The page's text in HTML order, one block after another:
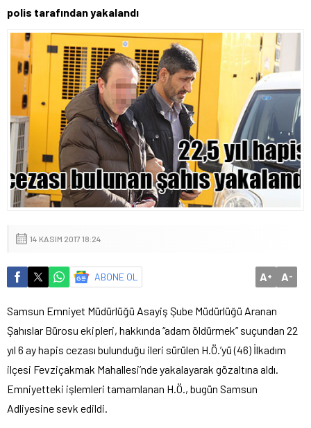
polis tarafından yakalandı
14 KASIM 2017 18:24
ABONE OL A+ A-
Samsun Emniyet Müdürlüğü Asayiş Şube Müdürlüğü Aranan
Şahıslar Bürosu ekipleri, hakkında “adam öldürmek” suçundan 22
yıl 6 ay hapis cezası bulunduğu ileri sürülen H.Ö.’yü (46) İlkadım
ilçesi Fevziçakmak Mahallesi’nde yakalayarak gözaltına aldı.
Emniyetteki işlemleri tamamlanan H.Ö., bugün Samsun
Adliyesine sevk edildi.